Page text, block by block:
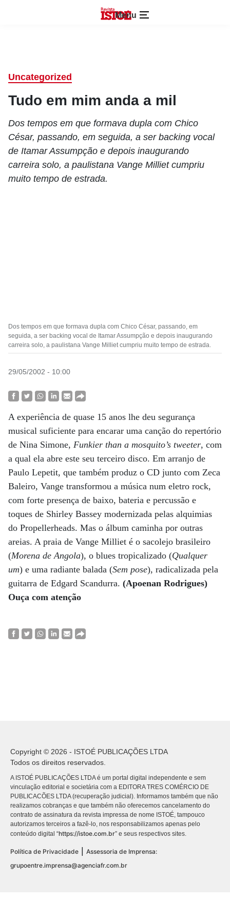
Menu
Uncategorized
Tudo em mim anda a mil
Dos tempos em que formava dupla com Chico
César, passando, em seguida, a ser backing vocal
de Itamar Assumpção e depois inaugurando
carreira solo, a paulistana Vange Milliet cumpriu
muito tempo de estrada.
Dos tempos em que formava dupla com Chico César, passando, em
seguida, a ser backing vocal de Itamar Assumpção e depois inaugurando
carreira solo, a paulistana Vange Milliet cumpriu muito tempo de estrada.
29/05/2002 - 10:00
A experiência de quase 15 anos lhe deu segurança
musical suficiente para encarar uma canção do repertório
de Nina Simone, Funkier than a mosquito’s tweeter, com
a qual ela abre este seu terceiro disco. Em arranjo de
Paulo Lepetit, que também produz o CD junto com Zeca
Baleiro, Vange transformou a música num eletro rock,
com forte presença de baixo, bateria e percussão e
toques de Shirley Bassey modernizada pelas alquimias
do Propellerheads. Mas o álbum caminha por outras
areias. A praia de Vange Milliet é o sacolejo brasileiro
(Morena de Angola), o blues tropicalizado (Qualquer
um) e uma radiante balada (Sem pose), radicalizada pela
guitarra de Edgard Scandurra. (Apoenan Rodrigues)
Ouça com atenção
Copyright © 2026 - ISTOÉ PUBLICAÇÕES LTDA
Todos os direitos reservados.
A ISTOÉ PUBLICAÇÕES LTDA é um portal digital independente e sem
vinculação editorial e societária com a EDITORA TRES COMÉRCIO DE
PUBLICACÕES LTDA (recuperação judicial). Informamos também que não
realizamos cobranças e que também não oferecemos cancelamento do
contrato de assinatura da revista impressa de nome ISTOÉ, tampouco
autorizamos terceiros a fazê-lo, nos responsabilizamos apenas pelo
conteúdo digital “https://istoe.com.br” e seus respectivos sites.
Política de Privacidade
Assessoria de Imprensa:
grupoentre.imprensa@agenciafr.com.br